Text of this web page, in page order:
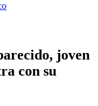
joven
con su